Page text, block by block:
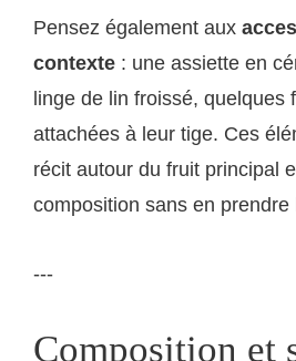
Pensez également aux
contexte : une assiette en
linge de lin froissé, quelques
attachées à leur tige. Ces
récit autour du fruit principal
composition sans en prendre
---
Composition et